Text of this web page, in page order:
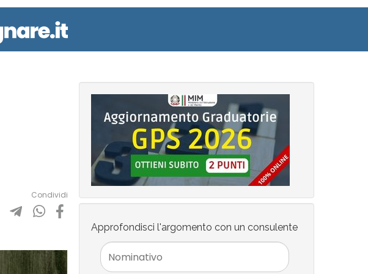
Condividi
Approfondisci l'argomento con un consulente